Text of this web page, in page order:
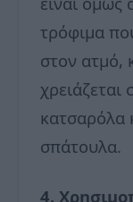
τρόφιμα
στον ατμό,
κατσαρόλα
σπάτουλα.
4.